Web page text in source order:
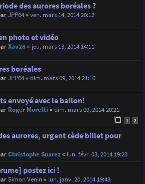
des aurores boréales ?
JPP04« ven. mars 14, 2014 20:12
photo et vidéo
Xav28« jeu. mars 13, 2014 14:11
boréales
JPP04« dim. mars 09, 2014 21:10
envoyé avec le ballon!
Roger Moretti « dim. mars 09, 2014 20:21
1 2
aurores, urgent cède billet pour
Christophe Suarez« lun. févr. 03, 2014 19:23
postez ici !
Simon Venin« lun. janv. 20, 2014 19:43